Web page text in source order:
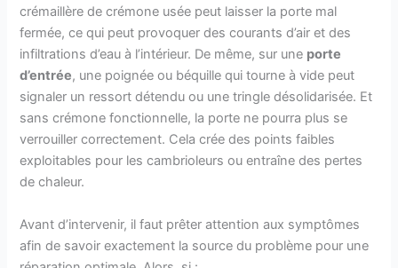
crémaillère de crémone usée peut laisser la porte mal
fermée, ce qui peut provoquer des courants d’air et des
infiltrations d’eau à l’intérieur. De même, sur une porte
d’entrée, une poignée ou béquille qui tourne à vide peut
signaler un ressort détendu ou une tringle désolidarisée. Et
sans crémone fonctionnelle, la porte ne pourra plus se
verrouiller correctement. Cela crée des points faibles
exploitables pour les cambrioleurs ou entraîne des pertes
de chaleur.
Avant d’intervenir, il faut prêter attention aux symptômes
afin de savoir exactement la source du problème pour une